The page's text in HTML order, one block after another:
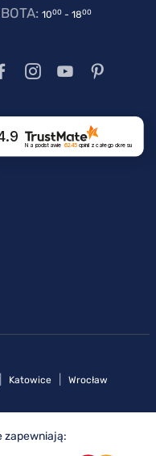
1000 - 1800
Na podstawie 6245opinii z całego okresu
Katowice Wrocław
zapewniają: